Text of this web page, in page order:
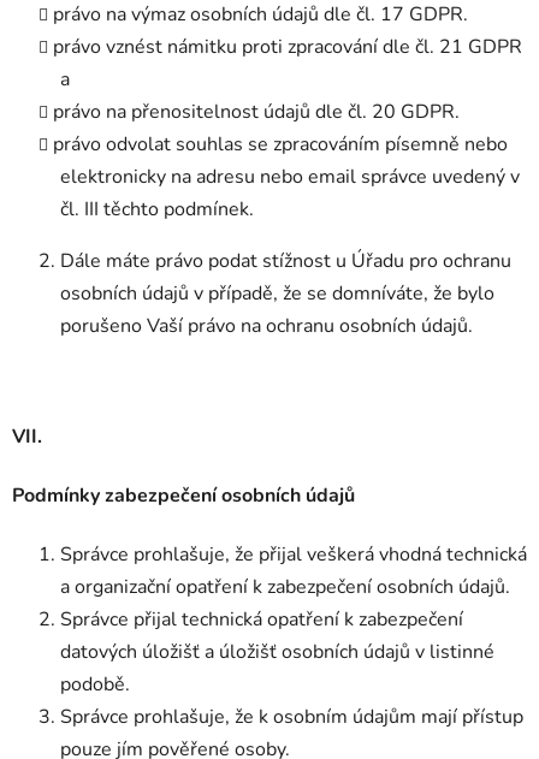
právo na výmaz osobních údajů dle čl. 17 GDPR.
právo vznést námitku proti zpracování dle čl. 21 GDPR
a
právo na přenositelnost údajů dle čl. 20 GDPR.
právo odvolat souhlas se zpracováním písemně nebo
elektronicky na adresu nebo email správce uvedený v
čl. III těchto podmínek.
Dále máte právo podat stížnost u Úřadu pro ochranu
osobních údajů v případě, že se domníváte, že bylo
porušeno Vaší právo na ochranu osobních údajů.
VII.
Podmínky zabezpečení osobních údajů
Správce prohlašuje, že přijal veškerá vhodná technická
a organizační opatření k zabezpečení osobních údajů.
Správce přijal technická opatření k zabezpečení
datových úložišť a úložišť osobních údajů v listinné
podobě.
Správce prohlašuje, že k osobním údajům mají přístup
pouze jím pověřené osoby.